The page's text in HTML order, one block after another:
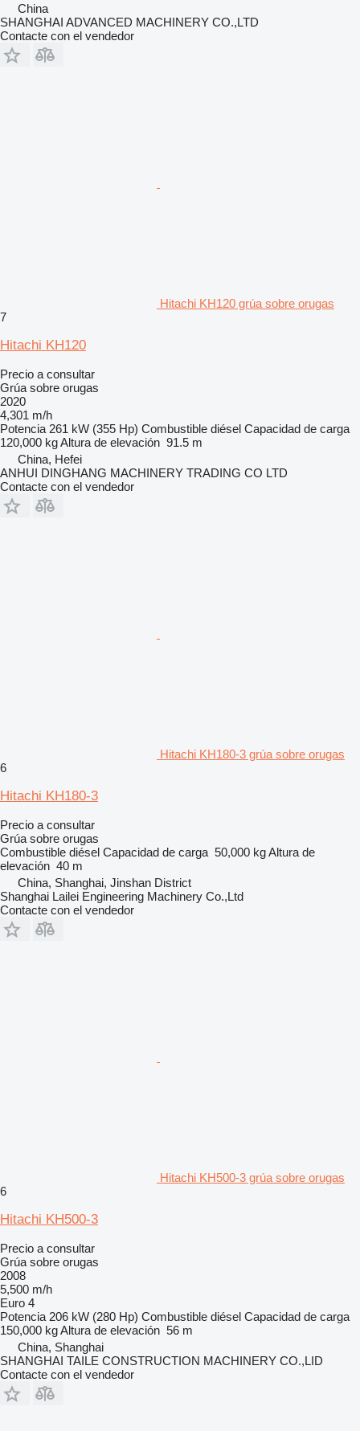
China
SHANGHAI ADVANCED MACHINERY CO.,LTD
Contacte con el vendedor
Hitachi KH120 grúa sobre orugas
7
Hitachi KH120
Precio a consultar
Grúa sobre orugas
2020
4,301 m/h
Potencia 261 kW (355 Hp) Combustible diésel Capacidad de carga
120,000 kgAltura de elevación 91.5 m
China, Hefei
ANHUI DINGHANG MACHINERY TRADING CO LTD
Contacte con el vendedor
Hitachi KH180-3 grúa sobre orugas
6
Hitachi KH180-3
Precio a consultar
Grúa sobre orugas
Combustible diésel Capacidad de carga 50,000 kgAltura de
elevación 40 m
China, Shanghai, Jinshan District
Shanghai Lailei Engineering Machinery Co.,Ltd
Contacte con el vendedor
Hitachi KH500-3 grúa sobre orugas
6
Hitachi KH500-3
Precio a consultar
Grúa sobre orugas
2008
5,500 m/h
Euro 4
Potencia 206 kW (280 Hp) Combustible diésel Capacidad de carga
150,000 kgAltura de elevación 56 m
China, Shanghai
SHANGHAI TAILE CONSTRUCTION MACHINERY CO.,LID
Contacte con el vendedor